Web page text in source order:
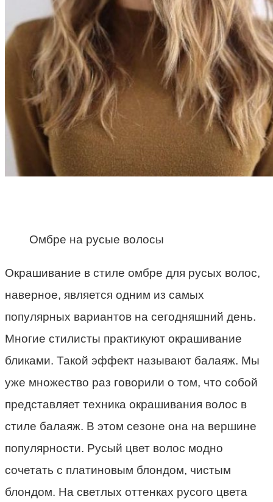
Омбре на русые волосы
Окрашивание в стиле омбре для русых волос,
наверное, является одним из самых
популярных вариантов на сегодняшний день.
Многие стилисты практикуют окрашивание
бликами. Такой эффект называют балаяж. Мы
уже множество раз говорили о том, что собой
представляет техника окрашивания волос в
стиле балаяж. В этом сезоне она на вершине
популярности. Русый цвет волос модно
сочетать с платиновым блондом, чистым
блондом. На светлых оттенках русого цвета